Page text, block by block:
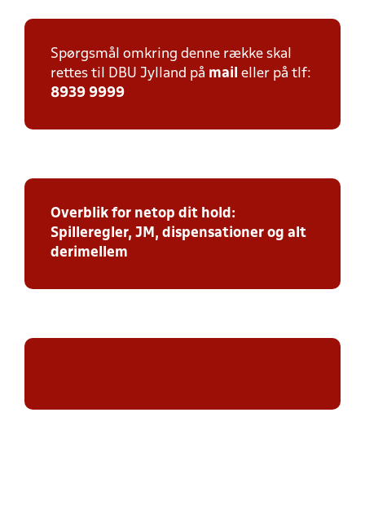
Spørgsmål omkring denne række skal
rettes til DBU Jylland på mail eller på tlf:
8939 9999
Overblik for netop dit hold:
Spilleregler, JM, dispensationer og alt
derimellem